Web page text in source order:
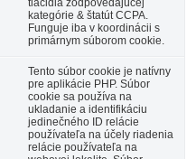
kategórie & štatút CCPA.
Funguje iba v koordinácii s
primárnym súborom cookie.
Tento súbor cookie je natívny
pre aplikácie PHP. Súbor
cookie sa používa na
ukladanie a identifikáciu
jedinečného ID relácie
používateľa na účely riadenia
relácie používateľa na